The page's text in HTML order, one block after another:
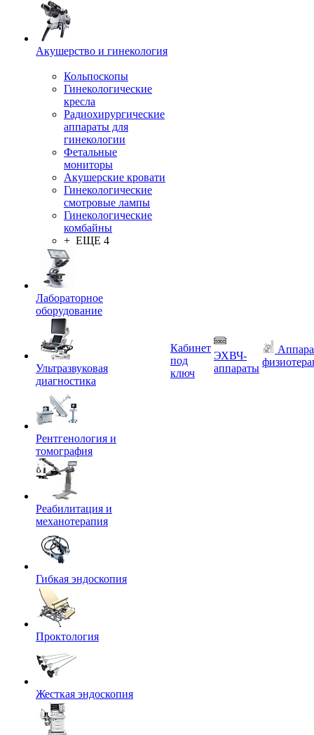
Акушерство и гинекология
Кольпоскопы
Гинекологические
кресла
Радиохирургические
аппараты для
гинекологии
Фетальные
мониторы
Акушерские кровати
Гинекологические
смотровые лампы
Гинекологические
комбайны
+ ЕЩЕ 4
Лабораторное
оборудование
Ультразвуковая
диагностика
Рентгенология и
томография
Реабилитация и
механотерапия
Гибкая эндоскопия
Проктология
Жесткая эндоскопия
Кабинет
под
ключ
ЭХВЧ-
аппараты